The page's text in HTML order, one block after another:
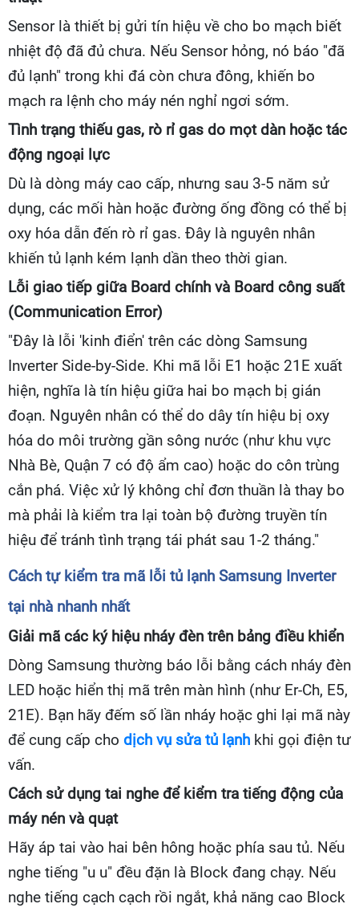
Sensor là thiết bị gửi tín hiệu về cho bo mạch biết
nhiệt độ đã đủ chưa. Nếu Sensor hỏng, nó báo "đã
đủ lạnh" trong khi đá còn chưa đông, khiến bo
mạch ra lệnh cho máy nén nghỉ ngơi sớm.
Tình trạng thiếu gas, rò rỉ gas do mọt dàn hoặc tác
động ngoại lực
Dù là dòng máy cao cấp, nhưng sau 3-5 năm sử
dụng, các mối hàn hoặc đường ống đồng có thể bị
oxy hóa dẫn đến rò rỉ gas. Đây là nguyên nhân
khiến tủ lạnh kém lạnh dần theo thời gian.
Lỗi giao tiếp giữa Board chính và Board công suất
(Communication Error)
"Đây là lỗi 'kinh điển' trên các dòng Samsung
Inverter Side-by-Side. Khi mã lỗi E1 hoặc 21E xuất
hiện, nghĩa là tín hiệu giữa hai bo mạch bị gián
đoạn. Nguyên nhân có thể do dây tín hiệu bị oxy
hóa do môi trường gần sông nước (như khu vực
Nhà Bè, Quận 7 có độ ẩm cao) hoặc do côn trùng
cắn phá. Việc xử lý không chỉ đơn thuần là thay bo
mà phải là kiểm tra lại toàn bộ đường truyền tín
hiệu để tránh tình trạng tái phát sau 1-2 tháng."
Cách tự kiểm tra mã lỗi tủ lạnh Samsung Inverter
tại nhà nhanh nhất
Giải mã các ký hiệu nháy đèn trên bảng điều khiển
Dòng Samsung thường báo lỗi bằng cách nháy đèn
LED hoặc hiển thị mã trên màn hình (như Er-Ch, E5,
21E). Bạn hãy đếm số lần nháy hoặc ghi lại mã này
để cung cấp cho dịch vụ sửa tủ lạnh khi gọi điện tư
vấn.
Cách sử dụng tai nghe để kiểm tra tiếng động của
máy nén và quạt
Hãy áp tai vào hai bên hông hoặc phía sau tủ. Nếu
nghe tiếng "u u" đều đặn là Block đang chạy. Nếu
nghe tiếng cạch cạch rồi ngắt, khả năng cao Block